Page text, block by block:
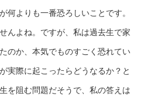
何よりも一番恐ろしいことです。
んよね。ですが、私は過去生で家
のか、本気でものすごく恐れてい
実際に起こったらどうなるか？と
を阻む問題だそうで、私の答えは